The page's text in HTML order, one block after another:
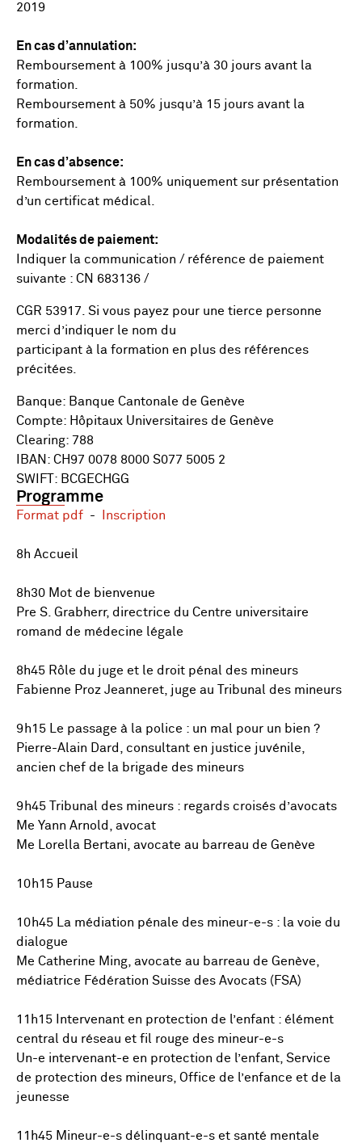
2019
En cas d’annulation:
Remboursement à 100% jusqu’à 30 jours avant la
formation.
Remboursement à 50% jusqu’à 15 jours avant la
formation.
En cas d’absence:
Remboursement à 100% uniquement sur présentation
d’un certificat médical.
Modalités de paiement:
Indiquer la communication / référence de paiement
suivante : CN 683136 /
CGR 53917. Si vous payez pour une tierce personne
merci d’indiquer le nom du
participant à la formation en plus des références
précitées.
Banque: Banque Cantonale de Genève
Compte: Hôpitaux Universitaires de Genève
Clearing: 788
IBAN: CH97 0078 8000 S077 5005 2
SWIFT: BCGECHGG
Programme
Format pdf - Inscription
8h Accueil
8h30 Mot de bienvenue
Pre S. Grabherr, directrice du Centre universitaire
romand de médecine légale
8h45 Rôle du juge et le droit pénal des mineurs
Fabienne Proz Jeanneret, juge au Tribunal des mineurs
9h15 Le passage à la police : un mal pour un bien ?
Pierre-Alain Dard, consultant en justice juvénile,
ancien chef de la brigade des mineurs
9h45 Tribunal des mineurs : regards croisés d’avocats
Me Yann Arnold, avocat
Me Lorella Bertani, avocate au barreau de Genève
10h15 Pause
10h45 La médiation pénale des mineur-e-s : la voie du
dialogue
Me Catherine Ming, avocate au barreau de Genève,
médiatrice Fédération Suisse des Avocats (FSA)
11h15 Intervenant en protection de l’enfant : élément
central du réseau et fil rouge des mineur-e-s
Un-e intervenant-e en protection de l’enfant, Service
de protection des mineurs, Office de l’enfance et de la
jeunesse
11h45 Mineur-e-s délinquant-e-s et santé mentale